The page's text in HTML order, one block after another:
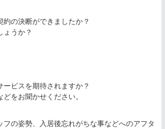
の決断ができましたか？
ょうか？
ビスを期待されますか？
をお聞かせください。
の姿勢、入居後忘れがちな事などへのアフタ